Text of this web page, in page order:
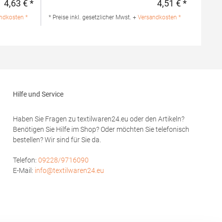
Regulärer Preis:
4,63 € *
*
Produktsicherheit:Herst.-Nr.:
Regulärer
4,51 € *
* Preise inkl. gesetzlicher Mwst. + Versandkosten *
Hilfe und Service
Haben Sie Fragen zu textilwaren24.eu oder den Artikeln?
Benötigen Sie Hilfe im Shop? Oder möchten Sie telefonisch
bestellen? Wir sind für Sie da.
Telefon: 09228/9716090
E-Mail: info@textilwaren24.eu